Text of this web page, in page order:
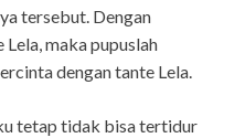
tersebut. Dengan
maka pupuslah
dengan tante Lela.
tetap tidak bisa tertidur